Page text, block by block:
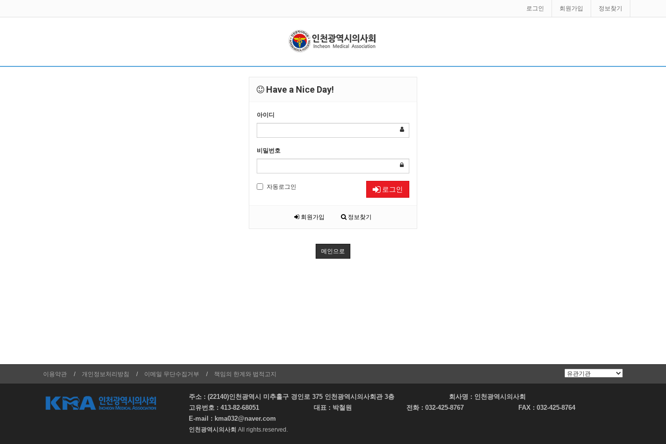
로그인 회원가입 정보찾기
Have a Nice Day!
아이디
비밀번호
자동로그인 로그인
회원가입 정보찾기
메인으로
이용약관 개인정보처리방침 이메일 무단수집거부 책임의 한계와 법적고지
주소 : (22140)인천광역시 미추홀구 경인로 375 인천광역시의사회관 3층 회사명 : 인천광역시의사회
고유번호 : 413-82-68051 대표 : 박철원 전화 : 032-425-8767 FAX : 032-425-8764
E-mail : kma032@naver.com
인천광역시의사회 All rights.reserved.